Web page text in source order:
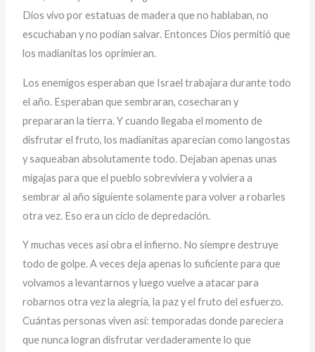
Dios vivo por estatuas de madera que no hablaban, no
escuchaban y no podían salvar. Entonces Dios permitió que
los madianitas los oprimieran.
Los enemigos esperaban que Israel trabajara durante todo
el año. Esperaban que sembraran, cosecharan y
prepararan la tierra. Y cuando llegaba el momento de
disfrutar el fruto, los madianitas aparecían como langostas
y saqueaban absolutamente todo. Dejaban apenas unas
migajas para que el pueblo sobreviviera y volviera a
sembrar al año siguiente solamente para volver a robarles
otra vez. Eso era un ciclo de depredación.
Y muchas veces así obra el infierno. No siempre destruye
todo de golpe. A veces deja apenas lo suficiente para que
volvamos a levantarnos y luego vuelve a atacar para
robarnos otra vez la alegría, la paz y el fruto del esfuerzo.
Cuántas personas viven así: temporadas donde pareciera
que nunca logran disfrutar verdaderamente lo que